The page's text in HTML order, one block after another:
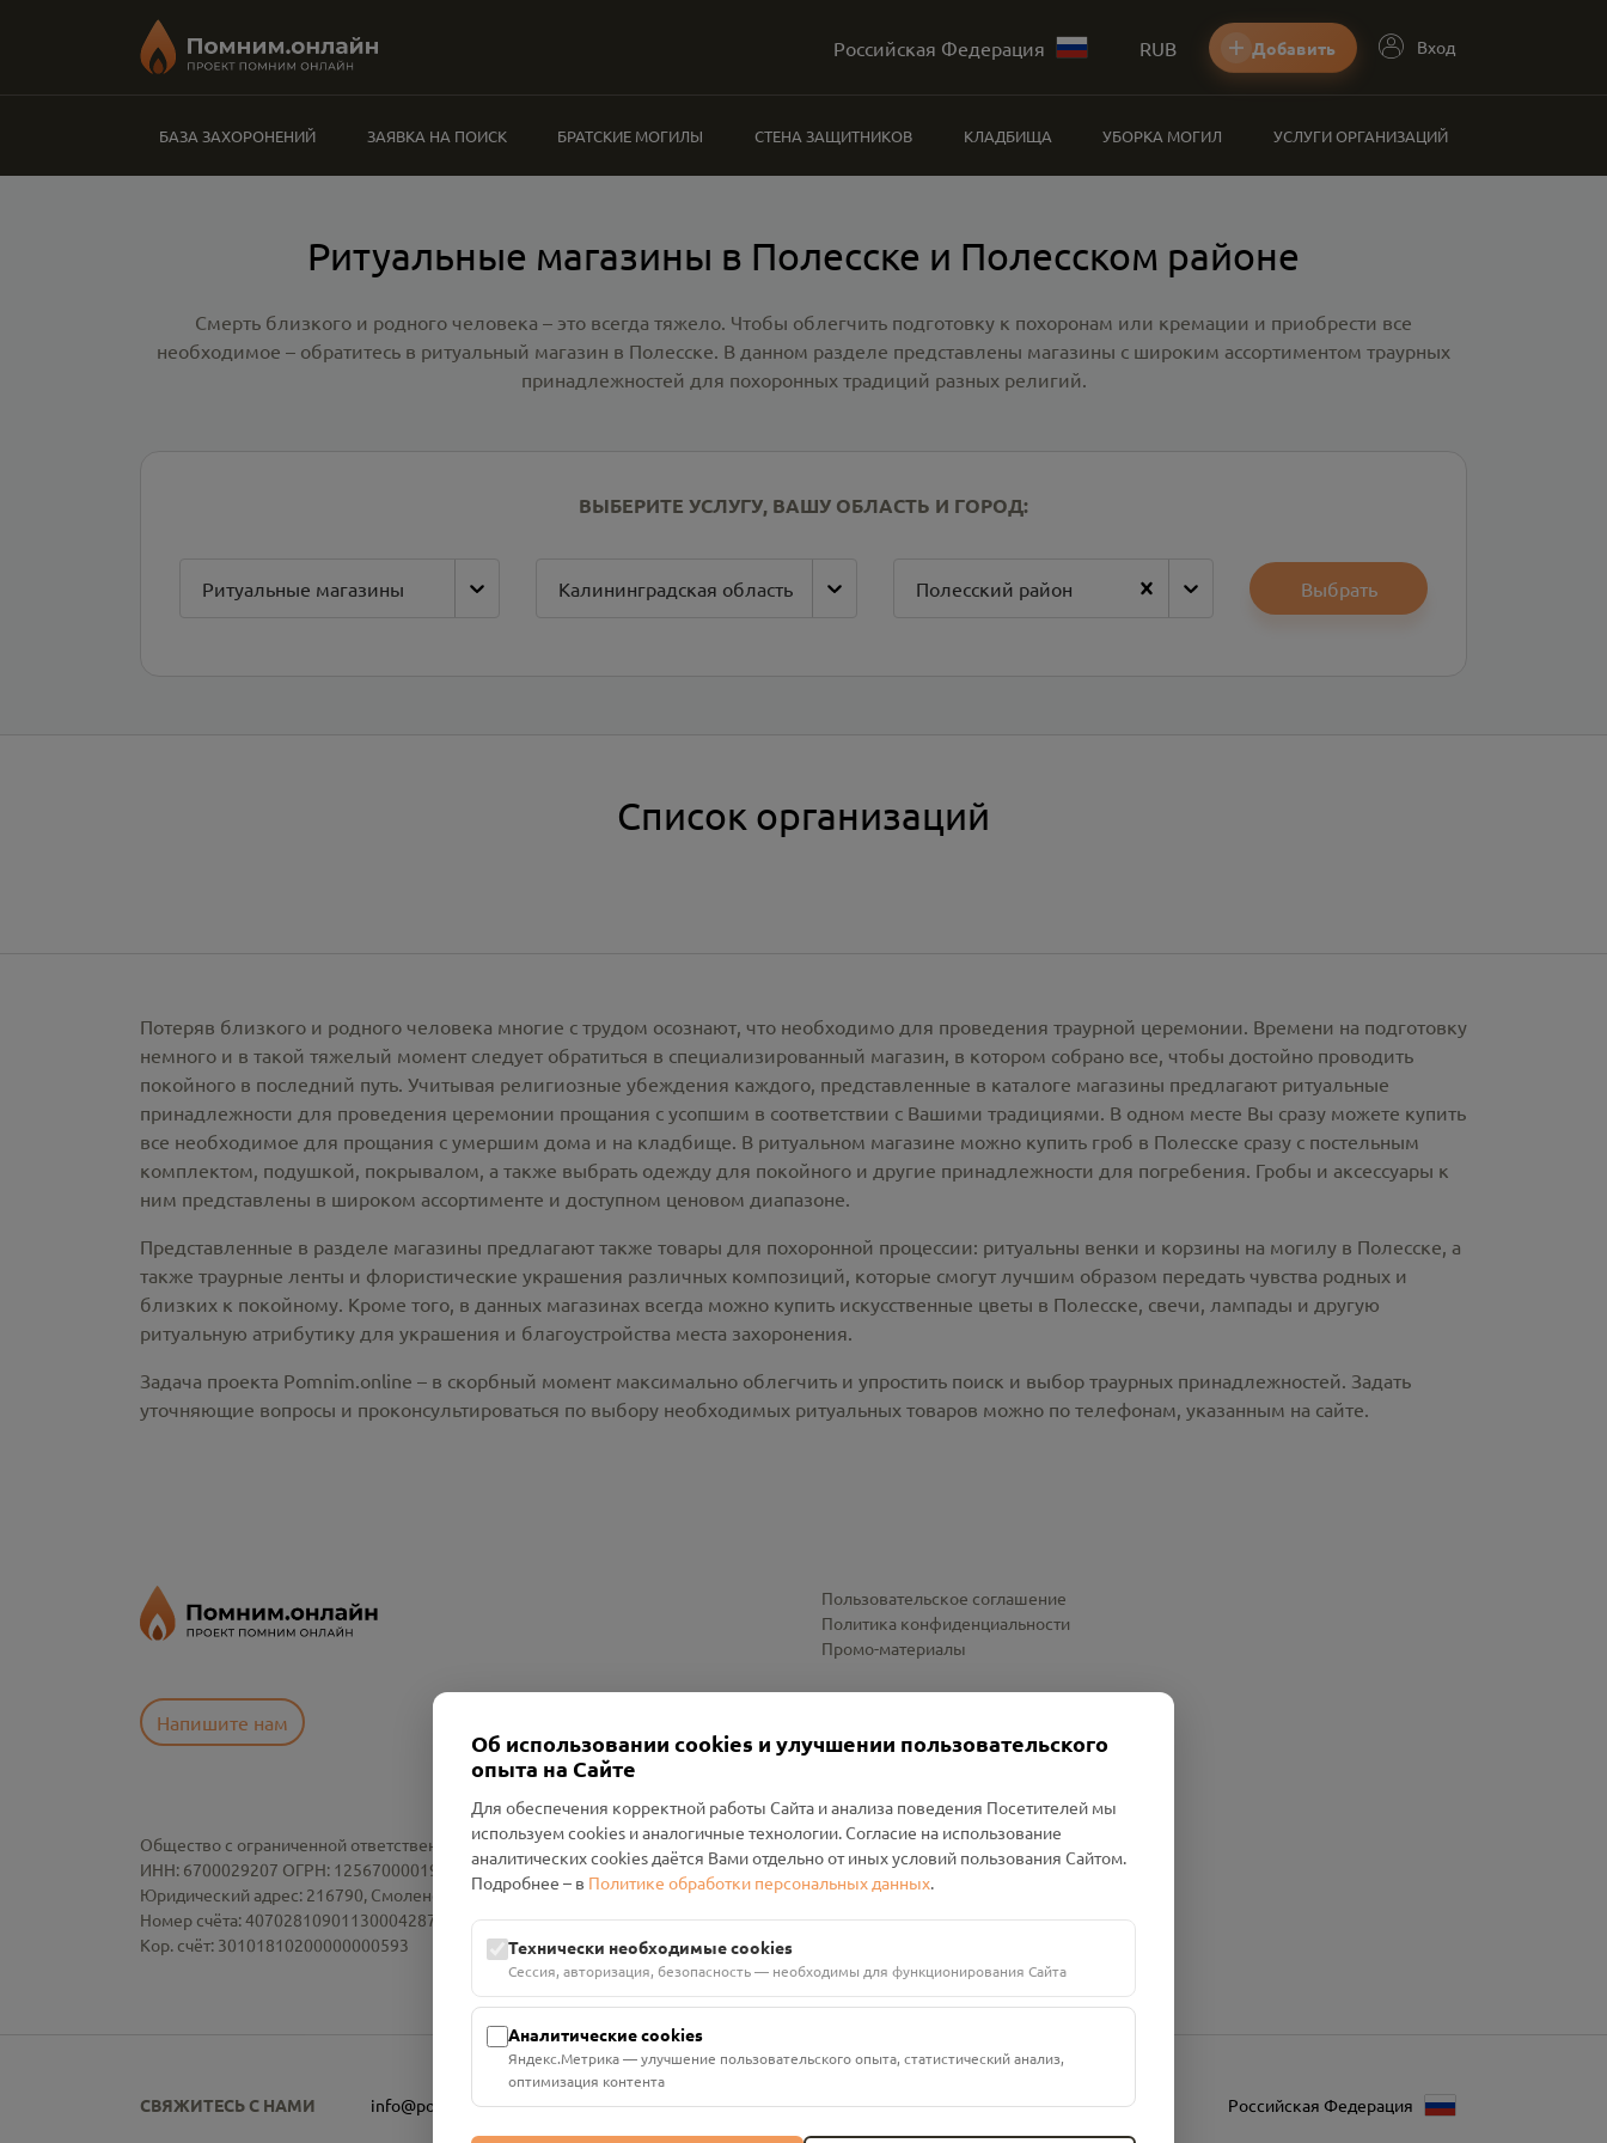
Российская Федерация RUB Добавить Вход
БАЗА ЗАХОРОНЕНИЙ ЗАЯВКА НА ПОИСК БРАТСКИЕ МОГИЛЫ СТЕНА ЗАЩИТНИКОВ КЛАДБИЩА УБОРКА МОГИЛ УСЛУГИ ОРГАНИЗАЦИЙ
Ритуальные магазины в Полесске и Полесском районе
Смерть близкого и родного человека – это всегда тяжело. Чтобы облегчить подготовку к похоронам или кремации и приобрести все
необходимое – обратитесь в ритуальный магазин в Полесске. В данном разделе представлены магазины с широким ассортиментом траурных
принадлежностей для похоронных традиций разных религий.
ВЫБЕРИТЕ УСЛУГУ, ВАШУ ОБЛАСТЬ И ГОРОД:
Ритуальные магазины Калининградская область Полесский район Выбрать
Список организаций
Потеряв близкого и родного человека многие с трудом осознают, что необходимо для проведения траурной церемонии. Времени на подготовку
немного и в такой тяжелый момент следует обратиться в специализированный магазин, в котором собрано все, чтобы достойно проводить
покойного в последний путь. Учитывая религиозные убеждения каждого, представленные в каталоге магазины предлагают ритуальные
принадлежности для проведения церемонии прощания с усопшим в соответствии с Вашими традициями. В одном месте Вы сразу можете купить
все необходимое для прощания с умершим дома и на кладбище. В ритуальном магазине можно купить гроб в Полесске сразу с постельным
комплектом, подушкой, покрывалом, а также выбрать одежду для покойного и другие принадлежности для погребения. Гробы и аксессуары к
ним представлены в широком ассортименте и доступном ценовом диапазоне.
Представленные в разделе магазины предлагают также товары для похоронной процессии: ритуальны венки и корзины на могилу в Полесске, а
также траурные ленты и флористические украшения различных композиций, которые смогут лучшим образом передать чувства родных и
близких к покойному. Кроме того, в данных магазинах всегда можно купить искусственные цветы в Полесске, свечи, лампады и другую
ритуальную атрибутику для украшения и благоустройства места захоронения.
Задача проекта Pomnim.online – в скорбный момент максимально облегчить и упростить поиск и выбор траурных принадлежностей. Задать
уточняющие вопросы и проконсультироваться по выбору необходимых ритуальных товаров можно по телефонам, указанным на сайте.
Напишите нам
Пользовательское соглашение
Политика конфиденциальности
Промо-материалы
Общество с ограниченной ответственностью «Смоленский Проект Помним»
ИНН: 6700029207 ОГРН: 1256700001986
Юридический адрес: 216790, Смоленская область, р-н Руднянский, г. Рудня, улица Западная, д. 26А, пом. 18
Номер счёта: 40702810901130004287 в АО "АЛЬФА-БАНК"
Кор. счёт: 30101810200000000593
СВЯЖИТЕСЬ С НАМИ info@pomnim.online Российская Федерация
Об использовании cookies и улучшении пользовательского
опыта на Сайте
Для обеспечения корректной работы Сайта и анализа поведения Посетителей мы
используем cookies и аналогичные технологии. Согласие на использование
аналитических cookies даётся Вами отдельно от иных условий пользования Сайтом.
Подробнее – в Политике обработки персональных данных.
Технически необходимые cookies
Сессия, авторизация, безопасность — необходимы для функционирования Сайта
Аналитические cookies
Яндекс.Метрика — улучшение пользовательского опыта, статистический анализ,
оптимизация контента